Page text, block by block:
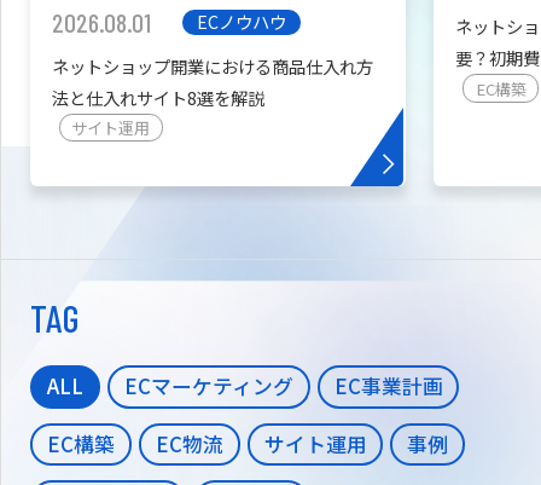
2026.08.01
ECノウハウ
ネットショップ開業における商品仕入れ方
法と仕入れサイト8選を解説
サイト運用
ネットシ
要？初期
を紹介
EC構築
TAG
ALL ECマーケティング
EC事業計画
EC構築
EC物流 サイト運用
事例